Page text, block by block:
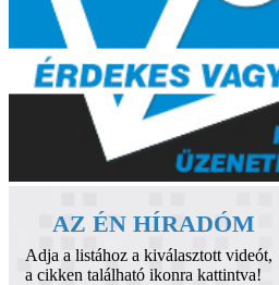
AZ ÉN HÍRADÓM
Adja a listához a kiválasztott videót,
a cikken található ikonra kattintva!